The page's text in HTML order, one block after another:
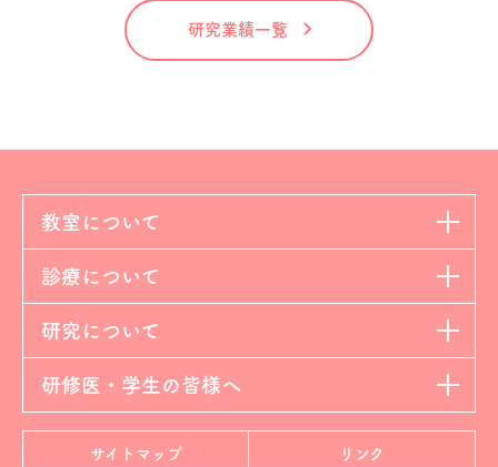
研究業績一覧
教室について
診療について
研究について
研修医・学生の皆様へ
サイトマップ リンク